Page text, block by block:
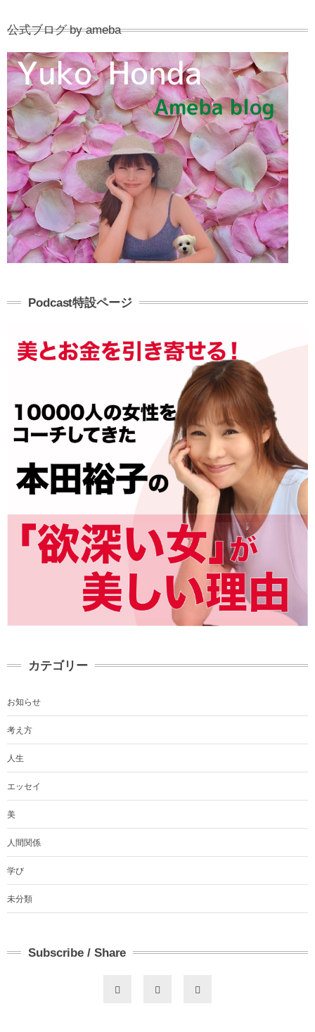
公式ブログ by ameba
Podcast特設ページ
カテゴリー
お知らせ
考え方
人生
エッセイ
美
人間関係
学び
未分類
Subscribe / Share